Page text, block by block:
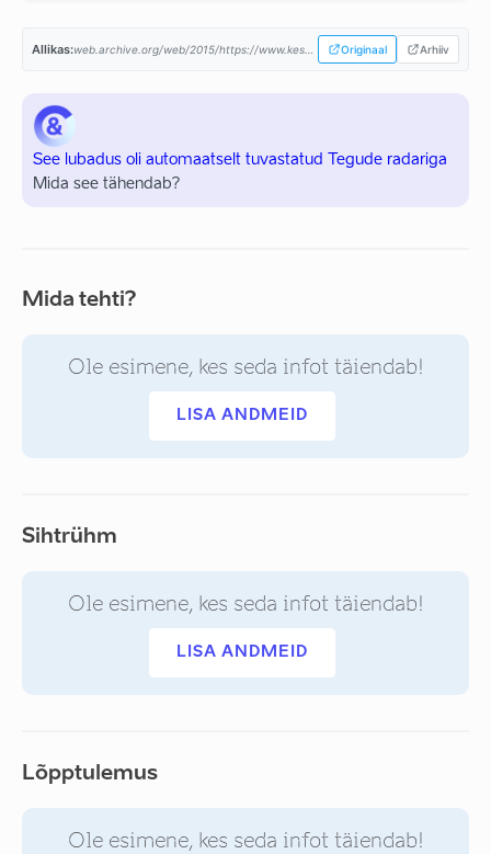
Allikas: Originaal Arhiiv
See lubadus oli automaatselt tuvastatud Tegude radariga
Mida see tähendab?
Mida tehti?
Ole esimene, kes seda infot täiendab!
LISA ANDMEID
Sihtrühm
Ole esimene, kes seda infot täiendab!
LISA ANDMEID
Lõpptulemus
Ole esimene, kes seda infot täiendab!